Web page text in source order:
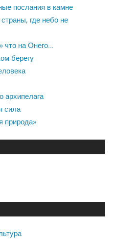
послания в камне
где небо не
что на Онего…
берегу
архипелага
сила
природа»